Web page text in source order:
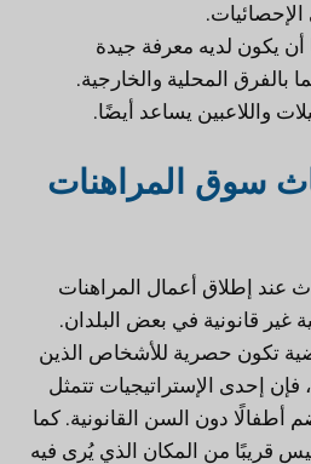
أن يكون لديه معرفة جيدة
بالفرق المحلية والخارجية.
واللاعبين يساعد أيضًا.
سوق المراهنات
عند إطلاق أعمال المراهنات
غير قانونية في بعض البلدان.
تكون حصرية للأشخاص الذين
عن 18 عامًا، فإن إحدى الإستراتيجيات تتمثل
أطفالًا دون السن القانونية. كما
قريبًا من المكان الذي يُرى فيه